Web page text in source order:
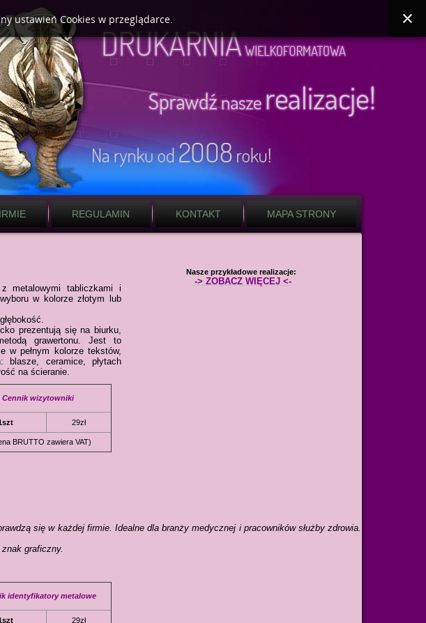
REGULAMIN KONTAKT MAPA STRONY
Nasze przykładowe realizacje:
-> ZOBACZ WIĘCEJ <-
metalowymi tabliczkami i
w kolorze złotym lub
prezentują się na biurku,
grawertonu. Jest to
w pełnym kolorze tekstów,
blasze, ceramice, płytach
na ścieranie.
Cennik wizytowniki
29zł
BRUTTO zawiera VAT)
się w każdej firmie. Idealne dla branży medycznej i pracowników służby zdrowia.
graficzny.
identyfikatory metalowe
29zł
ustawień Cookies w przeglądarce.